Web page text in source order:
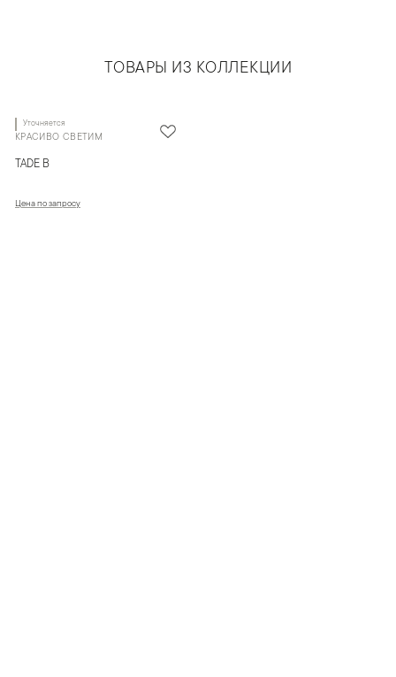
ТОВАРЫ ИЗ КОЛЛЕКЦИИ
Уточняется
КРАСИВО СВЕТИМ
TADE B
Цена по запросу